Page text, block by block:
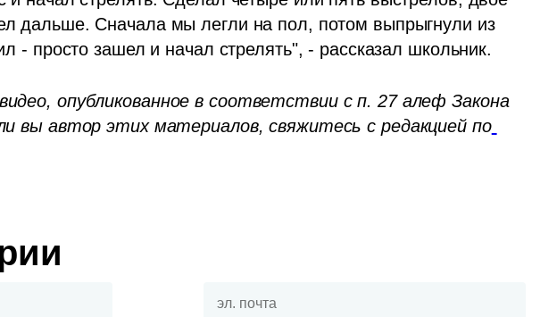
дальше. Сначала мы легли на пол, потом выпрыгнули из
- просто зашел и начал стрелять", - рассказал школьник.
опубликованное в соответствии с п. 27 алеф Закона
вы автор этих материалов, свяжитесь с редакцией по